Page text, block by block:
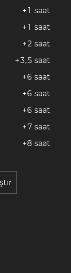
+ 1 saat
+ 1 saat
+2 saat
+3,5 saat
+6 saat
+6 saat
+6 saat
+7 saat
+8 saat